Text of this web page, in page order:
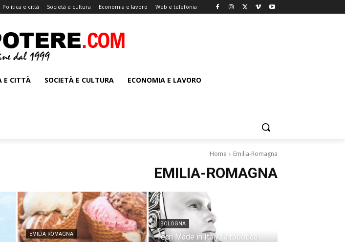
Politica e città Società e cultura Economia e lavoro Web e telefonia
E CITTÀ SOCIETÀ E CULTURA ECONOMIA E LAVORO
Home Emilia-Romagna
EMILIA-ROMAGNA
EMILIA-ROMAGNA
BOLOGNA
Tech Made in Italy, la robotica